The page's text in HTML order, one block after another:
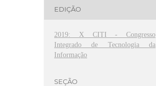
EDIÇÃO
2019: X CITI - Congresso
Integrado de Tecnologia da
Informação
SEÇÃO